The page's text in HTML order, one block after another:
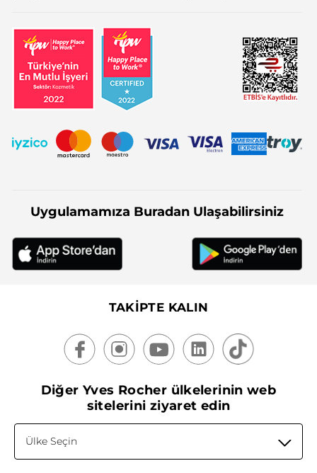
Uygulamamıza Buradan Ulaşabilirsiniz
TAKİPTE KALIN
Diğer Yves Rocher ülkelerinin web
sitelerini ziyaret edin
Ülke Seçin